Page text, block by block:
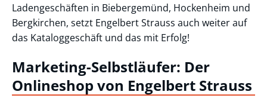
Ladengeschäften in Biebergemünd, Hockenheim und
Bergkirchen, setzt Engelbert Strauss auch weiter auf
das Kataloggeschäft und das mit Erfolg!
Marketing-Selbstläufer: Der
Onlineshop von Engelbert Strauss